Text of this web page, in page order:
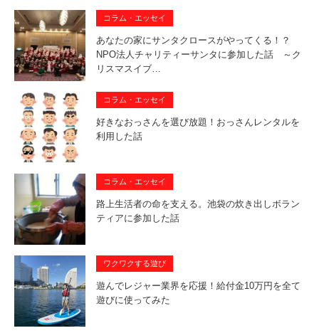
コラム・エッセイ
あなたの家にサンタクロースがやってくる！？
NPO法人チャリティーサンタに参加した話 ～ク
リスマスイブ…
コラム・エッセイ
好きなおっさんを選び放題！おっさんレンタルを
利用した話
コラム・エッセイ
路上生活者の命を支える。池袋の炊き出しボラン
ティアに参加した話
ワクワクする遊び
遊んでレジャー業界を応援！給付金10万円を全て
遊びに使ってみた